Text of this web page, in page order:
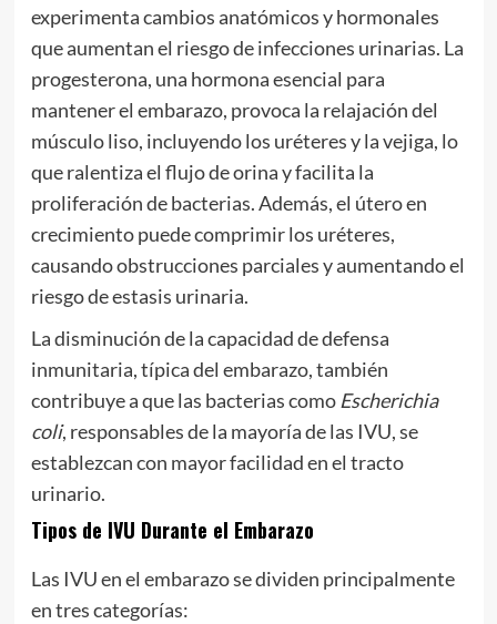
experimenta cambios anatómicos y hormonales
que aumentan el riesgo de infecciones urinarias. La
progesterona, una hormona esencial para
mantener el embarazo, provoca la relajación del
músculo liso, incluyendo los uréteres y la vejiga, lo
que ralentiza el flujo de orina y facilita la
proliferación de bacterias. Además, el útero en
crecimiento puede comprimir los uréteres,
causando obstrucciones parciales y aumentando el
riesgo de estasis urinaria.
La disminución de la capacidad de defensa
inmunitaria, típica del embarazo, también
contribuye a que las bacterias como Escherichia
coli, responsables de la mayoría de las IVU, se
establezcan con mayor facilidad en el tracto
urinario.
Tipos de IVU Durante el Embarazo
Las IVU en el embarazo se dividen principalmente
en tres categorías: